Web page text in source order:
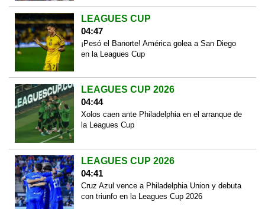
LEAGUES CUP
04:47
¡Pesó el Banorte! América golea a San Diego
en la Leagues Cup
LEAGUES CUP 2026
04:44
Xolos caen ante Philadelphia en el arranque de
la Leagues Cup
LEAGUES CUP 2026
04:41
Cruz Azul vence a Philadelphia Union y debuta
con triunfo en la Leagues Cup 2026